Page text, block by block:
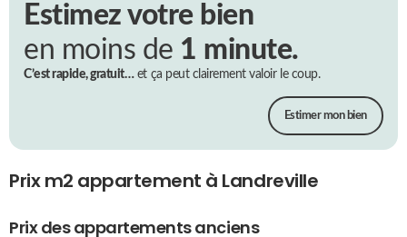
Estimez votre bien
en moins de 1 minute.
C’est rapide, gratuit…et ça peut clairement valoir le coup.
Estimer mon bien
Prix m2 appartement à Landreville
Prix des appartements anciens